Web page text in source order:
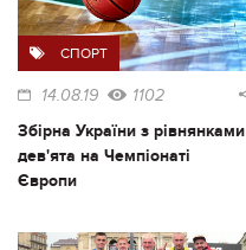
СПОРТ
14.08.19 1102
Збірна України з рівнянками
дев'ята на Чемпіонаті
Європи